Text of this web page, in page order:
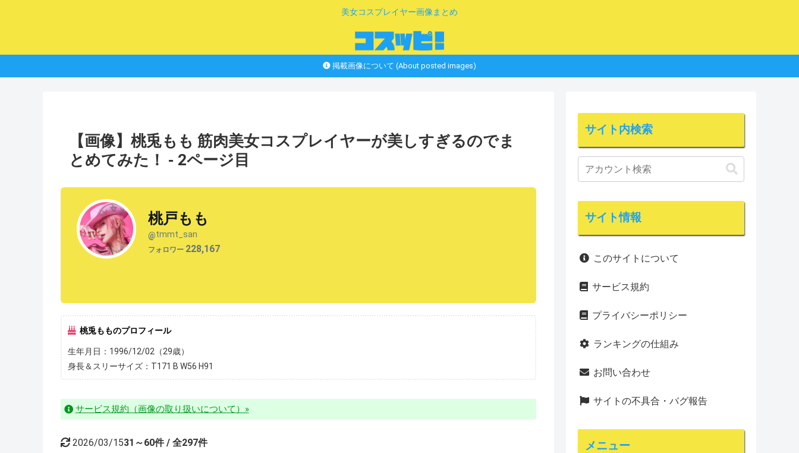
美女コスプレイヤー画像まとめ
掲載画像について (About posted images)
【画像】桃兎もも 筋肉美女コスプレイヤーが美しすぎるのでま
とめてみた！ - 2ページ目
桃戸もも
@tmmt_san
フォロワー 228,167
桃兎もものプロフィール
生年月日：1996/12/02（29歳）
身長＆スリーサイズ：T171 B W56 H91
サービス規約（画像の取り扱いについて）»
2026/03/1531～60件 / 全297件
サイト内検索
サイト情報
このサイトについて
サービス規約
プライバシーポリシー
ランキングの仕組み
お問い合わせ
サイトの不具合・バグ報告
メニュー